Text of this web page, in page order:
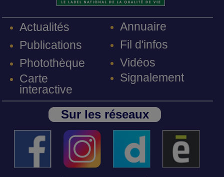
Actualités
Publications
Photothèque
Carte
interactive
Annuaire
Fil d'infos
Vidéos
Signalement
Sur les réseaux